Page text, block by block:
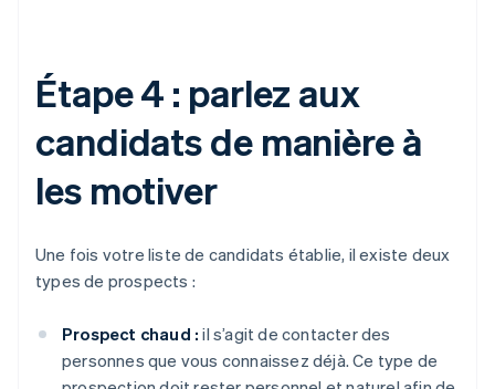
Étape 4 : parlez aux
candidats de manière à
les motiver
Une fois votre liste de candidats établie, il existe deux
types de prospects :
Prospect chaud : il s’agit de contacter des
personnes que vous connaissez déjà. Ce type de